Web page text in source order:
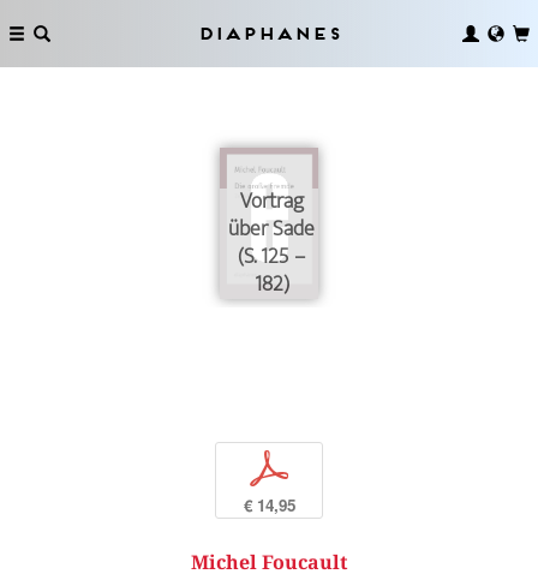
Diaphanes
Vortrag
über Sade
(S. 125 –
182)
p
€ 14,95
Michel Foucault